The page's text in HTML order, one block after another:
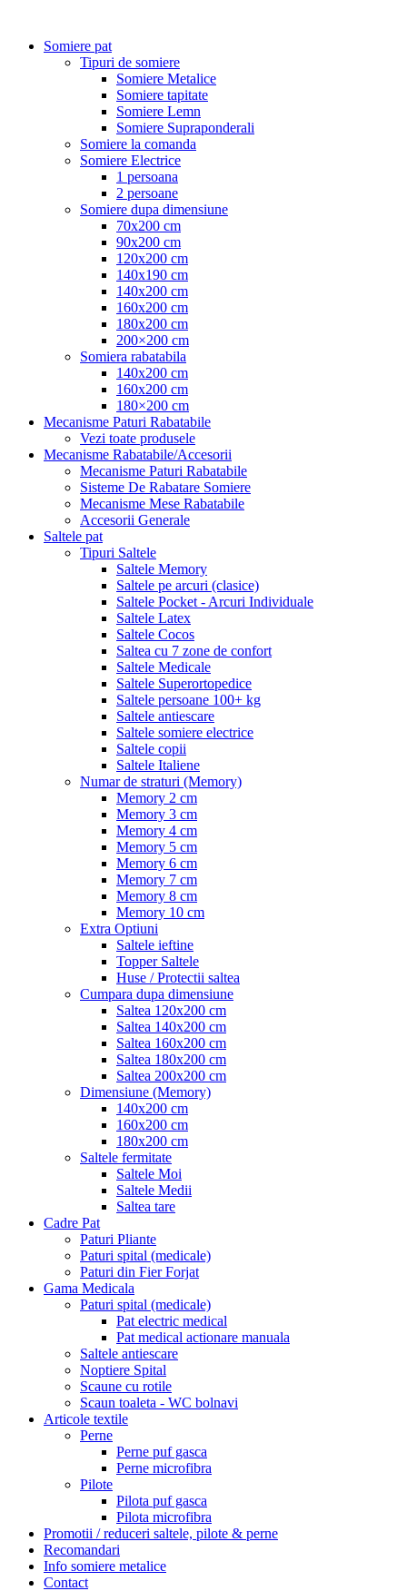
Somiere pat
Tipuri de somiere
Somiere Metalice
Somiere tapitate
Somiere Lemn
Somiere Supraponderali
Somiere la comanda
Somiere Electrice
1 persoana
2 persoane
Somiere dupa dimensiune
70x200 cm
90x200 cm
120x200 cm
140x190 cm
140x200 cm
160x200 cm
180x200 cm
200×200 cm
Somiera rabatabila
140x200 cm
160x200 cm
180×200 cm
Mecanisme Paturi Rabatabile
Vezi toate produsele
Mecanisme Rabatabile/Accesorii
Mecanisme Paturi Rabatabile
Sisteme De Rabatare Somiere
Mecanisme Mese Rabatabile
Accesorii Generale
Saltele pat
Tipuri Saltele
Saltele Memory
Saltele pe arcuri (clasice)
Saltele Pocket - Arcuri Individuale
Saltele Latex
Saltele Cocos
Saltea cu 7 zone de confort
Saltele Medicale
Saltele Superortopedice
Saltele persoane 100+ kg
Saltele antiescare
Saltele somiere electrice
Saltele copii
Saltele Italiene
Numar de straturi (Memory)
Memory 2 cm
Memory 3 cm
Memory 4 cm
Memory 5 cm
Memory 6 cm
Memory 7 cm
Memory 8 cm
Memory 10 cm
Extra Optiuni
Saltele ieftine
Topper Saltele
Huse / Protectii saltea
Cumpara dupa dimensiune
Saltea 120x200 cm
Saltea 140x200 cm
Saltea 160x200 cm
Saltea 180x200 cm
Saltea 200x200 cm
Dimensiune (Memory)
140x200 cm
160x200 cm
180x200 cm
Saltele fermitate
Saltele Moi
Saltele Medii
Saltea tare
Cadre Pat
Paturi Pliante
Paturi spital (medicale)
Paturi din Fier Forjat
Gama Medicala
Paturi spital (medicale)
Pat electric medical
Pat medical actionare manuala
Saltele antiescare
Noptiere Spital
Scaune cu rotile
Scaun toaleta - WC bolnavi
Articole textile
Perne
Perne puf gasca
Perne microfibra
Pilote
Pilota puf gasca
Pilota microfibra
Promotii / reduceri saltele, pilote & perne
Recomandari
Info somiere metalice
Contact